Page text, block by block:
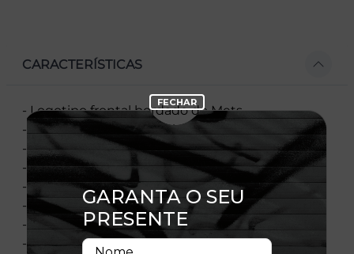
CARACTERÍSTICAS
- Logotipo frontal bordado do Mets
- Flag New Era bordada à esquerda
- Painéis laterais e traseiros em mesh
- painel frontal único estruturado
- Aba pré-curvada
- Cordão na parte superior da aba
- Contra-aba em cor contrastante
- Ajustável